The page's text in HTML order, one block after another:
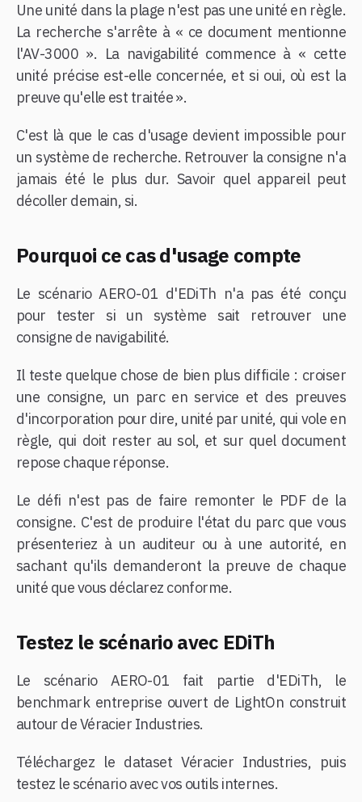
Une unité dans la plage n'est pas une unité en règle.
La recherche s'arrête à « ce document mentionne
l'AV-3000 ». La navigabilité commence à « cette
unité précise est-elle concernée, et si oui, où est la
preuve qu'elle est traitée ».
C'est là que le cas d'usage devient impossible pour
un système de recherche. Retrouver la consigne n'a
jamais été le plus dur. Savoir quel appareil peut
décoller demain, si.
Pourquoi ce cas d'usage compte
Le scénario AERO-01 d'EDiTh n'a pas été conçu
pour tester si un système sait retrouver une
consigne de navigabilité.
Il teste quelque chose de bien plus difficile : croiser
une consigne, un parc en service et des preuves
d'incorporation pour dire, unité par unité, qui vole en
règle, qui doit rester au sol, et sur quel document
repose chaque réponse.
Le défi n'est pas de faire remonter le PDF de la
consigne. C'est de produire l'état du parc que vous
présenteriez à un auditeur ou à une autorité, en
sachant qu'ils demanderont la preuve de chaque
unité que vous déclarez conforme.
Testez le scénario avec EDiTh
Le scénario AERO-01 fait partie d'EDiTh, le
benchmark entreprise ouvert de LightOn construit
autour de Véracier Industries.
Téléchargez le dataset Véracier Industries, puis
testez le scénario avec vos outils internes.